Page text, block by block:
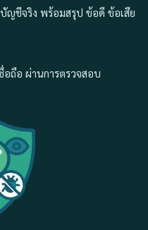
ญชีจริง พร้อมสรุป ข้อดี ข้อเสีย
อถือ ผ่านการตรวจสอบ